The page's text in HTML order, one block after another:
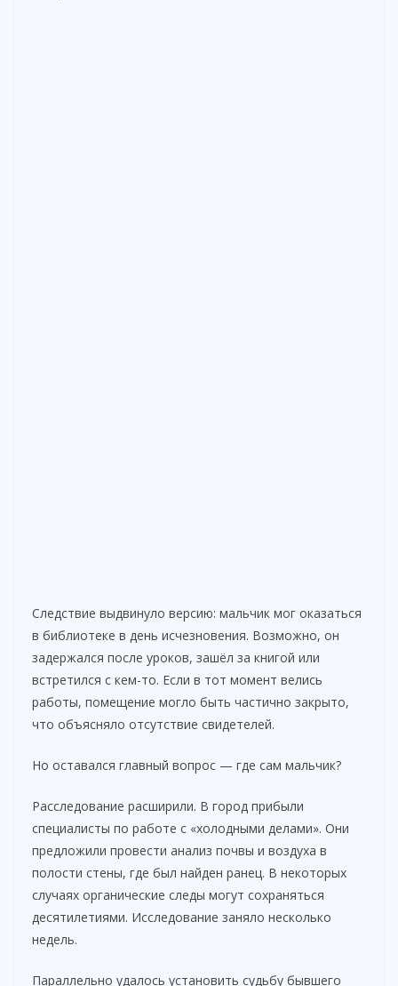
Следствие выдвинуло версию: мальчик мог оказаться
в библиотеке в день исчезновения. Возможно, он
задержался после уроков, зашёл за книгой или
встретился с кем-то. Если в тот момент велись
работы, помещение могло быть частично закрыто,
что объясняло отсутствие свидетелей.
Но оставался главный вопрос — где сам мальчик?
Расследование расширили. В город прибыли
специалисты по работе с «холодными делами». Они
предложили провести анализ почвы и воздуха в
полости стены, где был найден ранец. В некоторых
случаях органические следы могут сохраняться
десятилетиями. Исследование заняло несколько
недель.
Параллельно удалось установить судьбу бывшего